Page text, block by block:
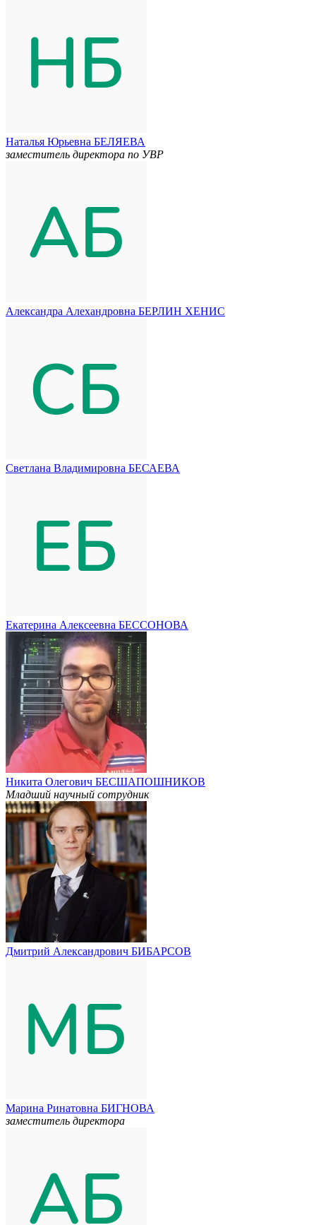
Наталья Юрьевна БЕЛЯЕВА
заместитель директора по УВР
Александра Алехандровна БЕРЛИН ХЕНИС
Светлана Владимировна БЕСАЕВА
Екатерина Алексеевна БЕССОНОВА
Никита Олегович БЕСШАПОШНИКОВ
Младший научный сотрудник
Дмитрий Александрович БИБАРСОВ
Марина Ринатовна БИГНОВА
заместитель директора